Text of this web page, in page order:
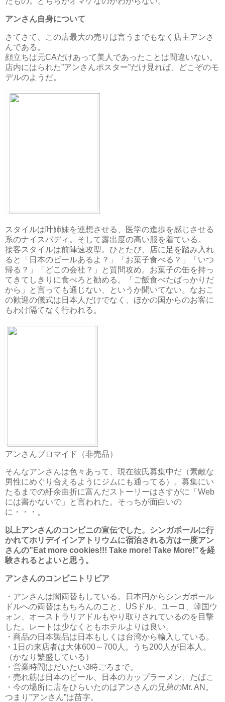
アンさん自身について
さてさて、この店最大の売りは言うまでもなく店主アンさ
んである。
顔立ちは元CAだけあって美人であったことは間違いない。
店内にはられた”アンさんポスター”だけ見れば、どこぞのモ
デルのようだ。
スタイルは叶姉妹を連想させる、医学の進歩を感じさせる
系のナイスバディ。そして露出度の高い服を着ている。
接客スタイルは前陣速攻型。ひとたび、店に足を踏み入れ
ると「日本のビールあるよ？」「お菓子食べる？」「いつ
帰る？」「どこの会社？」と質問攻め。お菓子の缶を持っ
てきてしきりに食べろと勧める。「ご飯食べたばっかりだ
から」と言っても通じない、というか聞いてない。なおこ
の歓迎の儀式は日本人だけでなく、ほかの国からのお客に
もわけ隔てなく行われる。
アンさんブロマイド（非売品）
そんなアンさんは色々あって、現在彼氏募集中だ（素敵な
男性にめぐり合えるようにジムにも通ってる）。募集にい
たるまでの紆余曲折に富んだストーリーはさすがに「Web
には書かないで」と言われた。そっちが面白いの
に・・・。
以上アンさんのコンビニの宣伝でした。シンガポールに行
かれてホリデイインアトリウムに宿泊される方は一度アン
さんの”Eat more cookies!!! Take more! Take More!”を経
験されるとよいと思う。
アンさんのコンビニトリビア
・アンさんは闇両替もしている。日本円からシンガポール
ドルへの両替はもちろんのこと、USドル、ユーロ、韓国ウ
ォン、オーストラリアドルもやり取りされているのを目撃
した。レートは少なくともホテルよりは良い。
・商品の日本製品は日本もしくは台湾から輸入している。
・1日の来店者は大体600～700人。うち200人が日本人。
（かなり繁盛している）
・営業時間はだいたい3時ごろまで。
・売れ筋は日本のビール、日本のカップラーメン、たばこ
・今の場所に店をひらいたのはアンさんの兄弟のMr. AN。
つまり”アンさん”は苗字。